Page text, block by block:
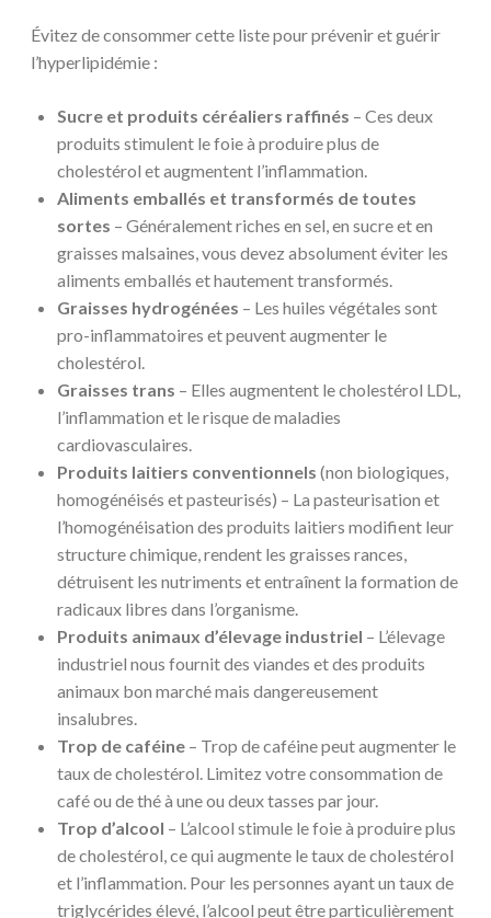
Évitez de consommer cette liste pour prévenir et guérir
l’hyperlipidémie :
Sucre et produits céréaliers raffinés – Ces deux
produits stimulent le foie à produire plus de
cholestérol et augmentent l’inflammation.
Aliments emballés et transformés de toutes
sortes – Généralement riches en sel, en sucre et en
graisses malsaines, vous devez absolument éviter les
aliments emballés et hautement transformés.
Graisses hydrogénées – Les huiles végétales sont
pro-inflammatoires et peuvent augmenter le
cholestérol.
Graisses trans – Elles augmentent le cholestérol LDL,
l’inflammation et le risque de maladies
cardiovasculaires.
Produits laitiers conventionnels (non biologiques,
homogénéisés et pasteurisés) – La pasteurisation et
l’homogénéisation des produits laitiers modifient leur
structure chimique, rendent les graisses rances,
détruisent les nutriments et entraînent la formation de
radicaux libres dans l’organisme.
Produits animaux d’élevage industriel – L’élevage
industriel nous fournit des viandes et des produits
animaux bon marché mais dangereusement
insalubres.
Trop de caféine – Trop de caféine peut augmenter le
taux de cholestérol. Limitez votre consommation de
café ou de thé à une ou deux tasses par jour.
Trop d’alcool – L’alcool stimule le foie à produire plus
de cholestérol, ce qui augmente le taux de cholestérol
et l’inflammation. Pour les personnes ayant un taux de
triglycérides élevé, l’alcool peut être particulièrement